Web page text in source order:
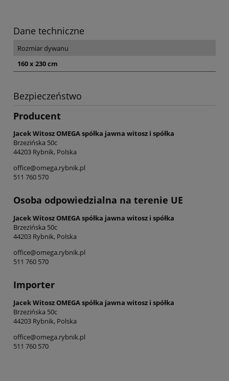
Dane techniczne
Rozmiar dywanu
160 x 230 cm
Bezpieczeństwo
Producent
Jacek Witosz OMEGA spółka jawna witosz i spółka
Brzezińska 50c
44203 Rybnik, Polska
office@omega.rybnik.pl
511 760 570
Osoba odpowiedzialna na terenie UE
Jacek Witosz OMEGA spółka jawna witosz i spółka
Brzezińska 50c
44203 Rybnik, Polska
office@omega.rybnik.pl
511 760 570
Importer
Jacek Witosz OMEGA spółka jawna witosz i spółka
Brzezińska 50c
44203 Rybnik, Polska
office@omega.rybnik.pl
511 760 570